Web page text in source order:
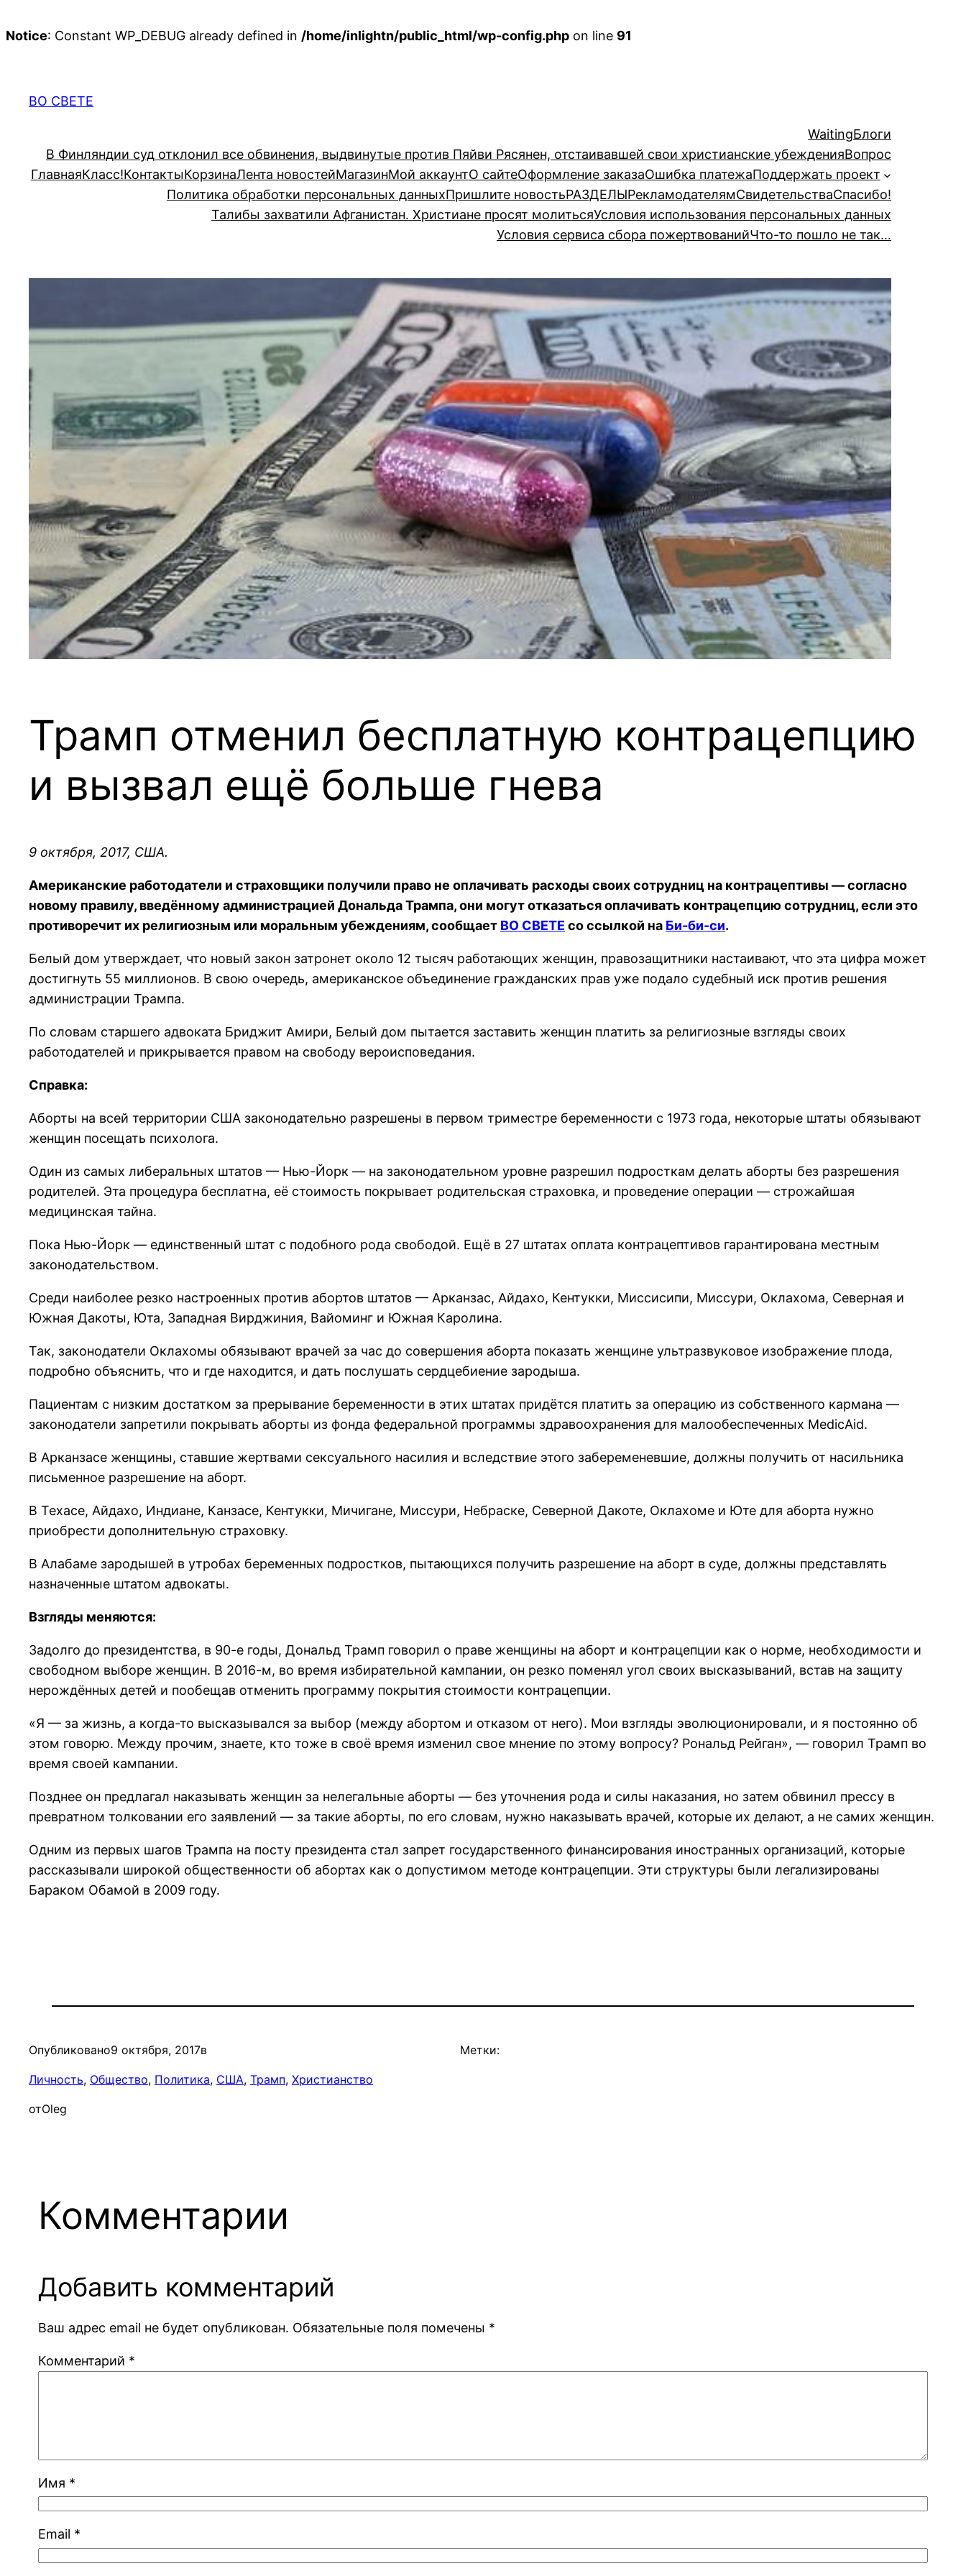
Notice: Constant WP_DEBUG already defined in /home/inlightn/public_html/wp-config.php on line 91
содержимому
ВО СВЕТЕ
WaitingБлоги
В Финляндии суд отклонил все обвинения, выдвинутые против Пяйви Рясянен, отстаивавшей свои христианские убежденияВопрос
ГлавнаяКласс!КонтактыКорзинаЛента новостейМагазинМой аккаунтО сайтеОформление заказаОшибка платежаПоддержать проект
Политика обработки персональных данныхПришлите новостьРАЗДЕЛЫРекламодателямСвидетельстваСпасибо!
Талибы захватили Афганистан. Христиане просят молитьсяУсловия использования персональных данных
Условия сервиса сбора пожертвованийЧто-то пошло не так…
Трамп отменил бесплатную контрацепцию
и вызвал ещё больше гнева
9 октября, 2017, США.
Американские работодатели и страховщики получили право не оплачивать расходы своих сотрудниц на контрацептивы — согласно
новому правилу, введённому администрацией Дональда Трампа, они могут отказаться оплачивать контрацепцию сотрудниц, если это
противоречит их религиозным или моральным убеждениям, сообщает ВО СВЕТЕ со ссылкой на Би-би-си.
Белый дом утверждает, что новый закон затронет около 12 тысяч работающих женщин, правозащитники настаивают, что эта цифра может
достигнуть 55 миллионов. В свою очередь, американское объединение гражданских прав уже подало судебный иск против решения
администрации Трампа.
По словам старшего адвоката Бриджит Амири, Белый дом пытается заставить женщин платить за религиозные взгляды своих
работодателей и прикрывается правом на свободу вероисповедания.
Справка:
Аборты на всей территории США законодательно разрешены в первом триместре беременности с 1973 года, некоторые штаты обязывают
женщин посещать психолога.
Один из самых либеральных штатов — Нью-Йорк — на законодательном уровне разрешил подросткам делать аборты без разрешения
родителей. Эта процедура бесплатна, её стоимость покрывает родительская страховка, и проведение операции — строжайшая
медицинская тайна.
Пока Нью-Йорк — единственный штат с подобного рода свободой. Ещё в 27 штатах оплата контрацептивов гарантирована местным
законодательством.
Среди наиболее резко настроенных против абортов штатов — Арканзас, Айдахо, Кентукки, Миссисипи, Миссури, Оклахома, Северная и
Южная Дакоты, Юта, Западная Вирджиния, Вайоминг и Южная Каролина.
Так, законодатели Оклахомы обязывают врачей за час до совершения аборта показать женщине ультразвуковое изображение плода,
подробно объяснить, что и где находится, и дать послушать сердцебиение зародыша.
Пациентам с низким достатком за прерывание беременности в этих штатах придётся платить за операцию из собственного кармана —
законодатели запретили покрывать аборты из фонда федеральной программы здравоохранения для малообеспеченных MedicAid.
В Арканзасе женщины, ставшие жертвами сексуального насилия и вследствие этого забеременевшие, должны получить от насильника
письменное разрешение на аборт.
В Техасе, Айдахо, Индиане, Канзасе, Кентукки, Мичигане, Миссури, Небраске, Северной Дакоте, Оклахоме и Юте для аборта нужно
приобрести дополнительную страховку.
В Алабаме зародышей в утробах беременных подростков, пытающихся получить разрешение на аборт в суде, должны представлять
назначенные штатом адвокаты.
Взгляды меняются:
Задолго до президентства, в 90-е годы, Дональд Трамп говорил о праве женщины на аборт и контрацепции как о норме, необходимости и
свободном выборе женщин. В 2016-м, во время избирательной кампании, он резко поменял угол своих высказываний, встав на защиту
нерождённых детей и пообещав отменить программу покрытия стоимости контрацепции.
«Я — за жизнь, а когда-то высказывался за выбор (между абортом и отказом от него). Мои взгляды эволюционировали, и я постоянно об
этом говорю. Между прочим, знаете, кто тоже в своё время изменил свое мнение по этому вопросу? Рональд Рейган», — говорил Трамп во
время своей кампании.
Позднее он предлагал наказывать женщин за нелегальные аборты — без уточнения рода и силы наказания, но затем обвинил прессу в
превратном толковании его заявлений — за такие аборты, по его словам, нужно наказывать врачей, которые их делают, а не самих женщин.
Одним из первых шагов Трампа на посту президента стал запрет государственного финансирования иностранных организаций, которые
рассказывали широкой общественности об абортах как о допустимом методе контрацепции. Эти структуры были легализированы
Бараком Обамой в 2009 году.
Опубликовано9 октября, 2017в
Личность, Общество, Политика, США, Трамп, Христианство
отOleg
Метки:
Комментарии
Добавить комментарий
Ваш адрес email не будет опубликован. Обязательные поля помечены *
Комментарий *
Имя *
Email *